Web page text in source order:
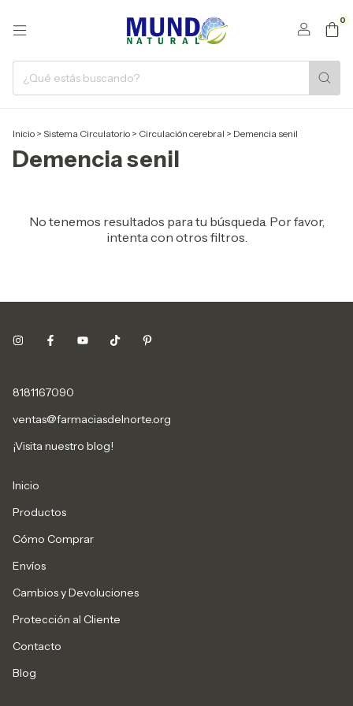
0
Inicio > Sistema Circulatorio > Circulación cerebral > Demencia senil
Demencia senil
No tenemos resultados para tu búsqueda. Por favor,
intenta con otros filtros.
8181167090
ventas@farmaciasdelnorte.org
¡Visita nuestro blog!
Inicio
Productos
Cómo Comprar
Envíos
Cambios y Devoluciones
Protección al Cliente
Contacto
Blog